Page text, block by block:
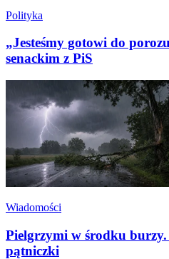
Polityka
„Jesteśmy gotowi do
senackim z PiS
Wiadomości
Pielgrzymi w środku
pątniczki